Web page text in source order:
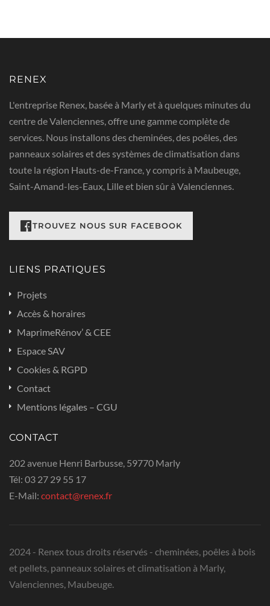
RENEX
L'entreprise Renex, basée à Marly et à quelques minutes du
centre de Valenciennes, offre une gamme complète de
services. Nous installons des cheminées, des poêles, des
panneaux solaires et des systèmes de climatisation dans
toute la région Hauts-de-France, y compris à Maubeuge,
Saint-Amand-les-Eaux, Lille et bien sûr à Valenciennes.
RETROUVEZ NOUS SUR FACEBOOK
LIENS PRATIQUES
Projets
Accès & horaires
MaprimeRénov’ & CEE
Espace SAV
Cookies & RGPD
Contact
Mentions légales – CGU
CONTACT
202 avenue Henri Barbusse, 59770 Marly
Tél: 03 27 29 55 17
E-Mail: contact@renex.fr
2024 - Renex tous droits réservés - cheminées, poêles à bois
et pellets, panneaux solaires et climatisation à Marly,
Valenciennes, Maubeuge.